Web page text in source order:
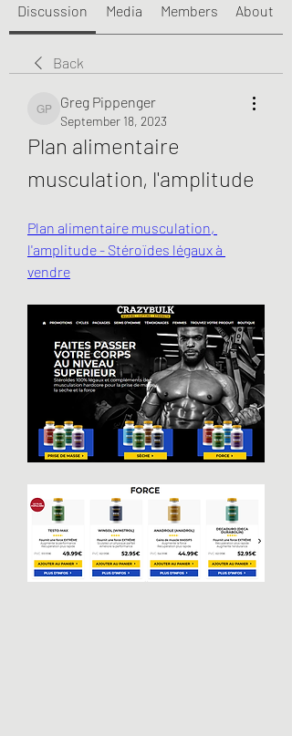
Discussion Media Members About
Back
Greg Pippenger
Greg Pippenger
September 18, 2023
Plan alimentaire
musculation, l'amplitude
Plan alimentaire musculation,
l'amplitude - Stéroïdes légaux à
vendre